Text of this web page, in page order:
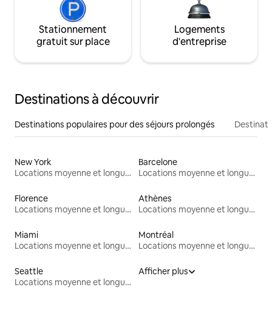
Stationnement
gratuit sur place
Logements
d'entreprise
Destinations à découvrir
Destinations populaires pour des séjours prolongés
New York
Locations moyenne et longue durée
Barcelone
Locations moyenne et longue durée
Florence
Locations moyenne et longue durée
Athènes
Locations moyenne et longue durée
Miami
Locations moyenne et longue durée
Montréal
Locations moyenne et longue durée
Seattle
Locations moyenne et longue durée
Afficher plus